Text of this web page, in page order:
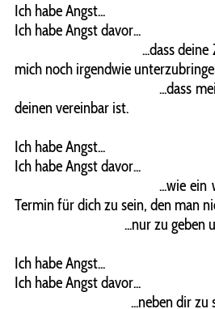
Ich habe Angst...
Ich habe Angst davor...
...dass deine Zeit
mich noch irgendwie
...dass mein
deinen vereinbar ist.
Ich habe Angst...
Ich habe Angst davor...
...wie ein weiterer
Termin für dich zu sein, den man
...nur zu geben und
Ich habe Angst...
Ich habe Angst davor...
...neben dir zu sitzen,